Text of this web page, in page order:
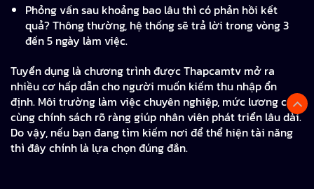
Phỏng vấn sau khoảng bao lâu thì có phản hồi kết
quả? Thông thường, hệ thống sẽ trả lời trong vòng 3
đến 5 ngày làm việc.
Tuyển dụng là chương trình được Thapcamtv mở ra
nhiều cơ hấp dẫn cho người muốn kiếm thu nhập ổn
định. Môi trường làm việc chuyên nghiệp, mức lương cao
cùng chính sách rõ ràng giúp nhân viên phát triển lâu dài.
Do vậy, nếu bạn đang tìm kiếm nơi để thể hiện tài năng
thì đây chính là lựa chọn đúng đắn.